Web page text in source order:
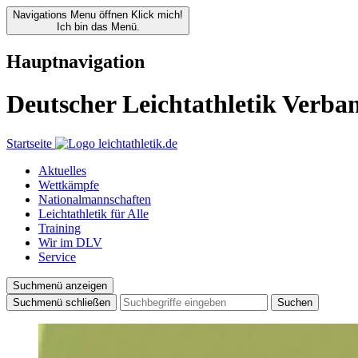
Navigations Menu öffnen Klick mich!
Ich bin das Menü.
Hauptnavigation
Deutscher Leichtathletik
Startseite
Aktuelles
Wettkämpfe
Nationalmannschaften
Leichtathletik für Alle
Training
Wir im DLV
Service
Suchmenü anzeigen
Suchmenü schließen
Suchen